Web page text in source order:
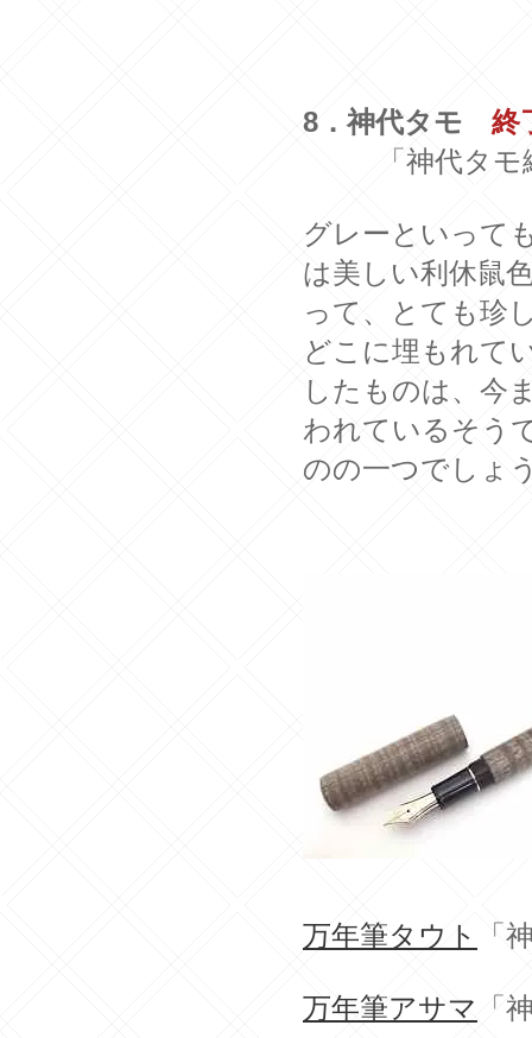
8．神代タモ 終
「神代タ
グレーといって
は美しい利休鼠
って、とても珍
どこに埋もれて
したものは、今
われているそう
のの一つでしょ
万年筆タウト 「
万年筆アサマ 「